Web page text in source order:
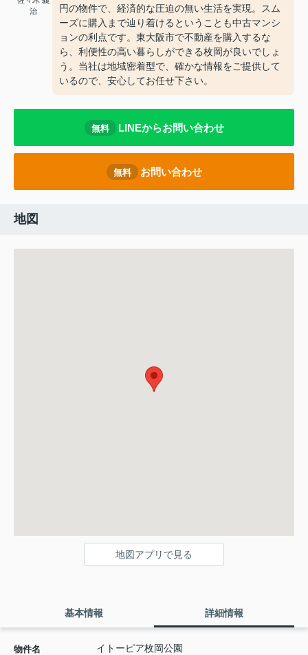
治
円の物件で、経済的な圧迫の無い生活を実現。スム
ーズに購入まで辿り着けるということも中古マンシ
ョンの利点です。東大阪市で不動産を購入するな
ら、利便性の高い暮らしができる枚岡が良いでしょ
う。当社は地域密着型で、確かな情報をご提供して
いるので、安心してお任せ下さい。
無料 LINEからお問い合わせ
無料 お問い合わせ
地図
地図アプリで見る
基本情報 詳細情報
物件名 イトーピア枚岡公園